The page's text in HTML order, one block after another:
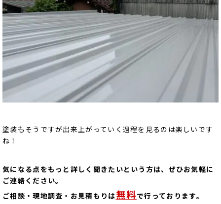
塗装もそうですが出来上がっていく過程を見るのは楽しいです
ね！
気になる点をもっと詳しく聞きたいという方は、ぜひお気軽に
ご連絡ください。
ご相談・現地調査・お見積もりは無料で行っております。